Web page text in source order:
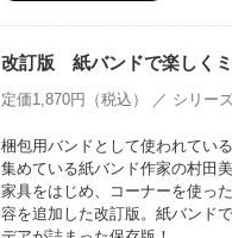
改訂版 紙バンドで楽しく
定価1,870円（税込） ／ シリー
梱包用バンドとして使われてい
集めている紙バンド作家の村田
家具をはじめ、コーナーを使っ
容を追加した改訂版。紙バンド